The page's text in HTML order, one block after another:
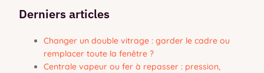
Derniers articles
Changer un double vitrage : garder le cadre ou
remplacer toute la fenêtre ?
Centrale vapeur ou fer à repasser : pression,